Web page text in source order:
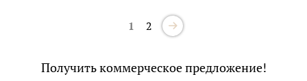
1 2
Получить коммерческое предложение!